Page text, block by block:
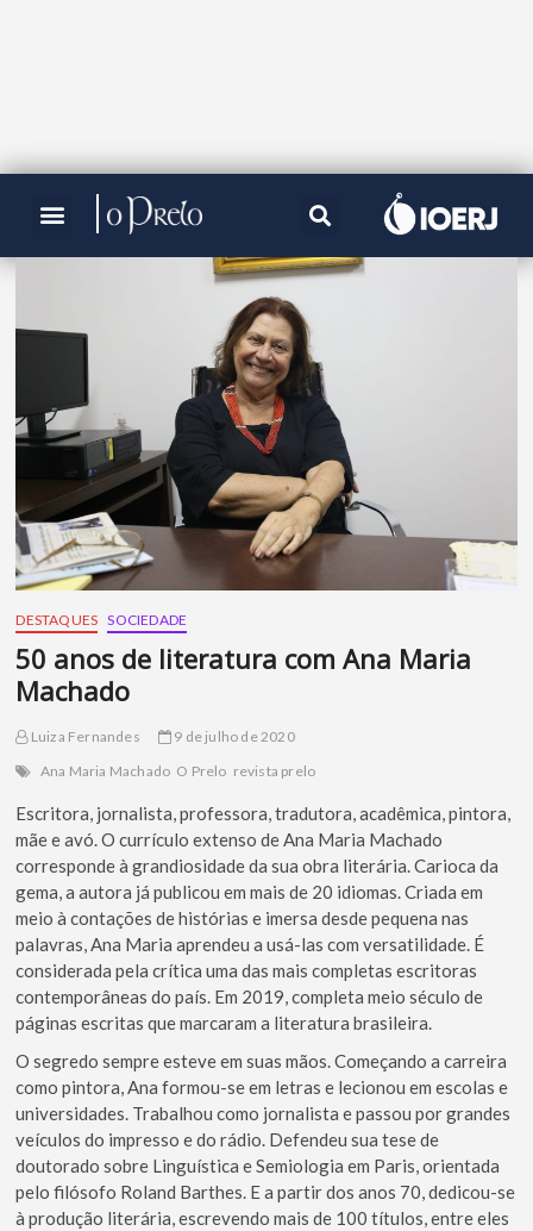
DESTAQUES SOCIEDADE
50 anos de literatura com Ana Maria
Machado
Luiza Fernandes
9 de julho de 2020
Ana Maria Machado O Prelo revista prelo
Escritora, jornalista, professora, tradutora, acadêmica, pintora,
mãe e avó. O currículo extenso de Ana Maria Machado
corresponde à grandiosidade da sua obra literária. Carioca da
gema, a autora já publicou em mais de 20 idiomas. Criada em
meio à contações de histórias e imersa desde pequena nas
palavras, Ana Maria aprendeu a usá-las com versatilidade. É
considerada pela crítica uma das mais completas escritoras
contemporâneas do país. Em 2019, completa meio século de
páginas escritas que marcaram a literatura brasileira.
O segredo sempre esteve em suas mãos. Começando a carreira
como pintora, Ana formou-se em letras e lecionou em escolas e
universidades. Trabalhou como jornalista e passou por grandes
veículos do impresso e do rádio. Defendeu sua tese de
doutorado sobre Linguística e Semiologia em Paris, orientada
pelo filósofo Roland Barthes. E a partir dos anos 70, dedicou-se
à produção literária, escrevendo mais de 100 títulos, entre eles